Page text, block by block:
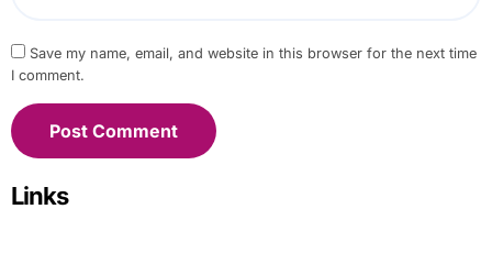
Save my name, email, and website in this browser for the next time
I comment.
Links